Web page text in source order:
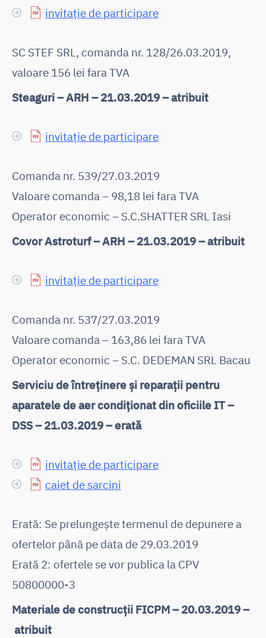
invitație de participare
SC STEF SRL, comanda nr. 128/26.03.2019,
valoare 156 lei fara TVA
Steaguri – ARH – 21.03.2019 – atribuit
invitație de participare
Comanda nr. 539/27.03.2019
Valoare comanda – 98,18 lei fara TVA
Operator economic – S.C.SHATTER SRL Iasi
Covor Astroturf – ARH – 21.03.2019 – atribuit
invitație de participare
Comanda nr. 537/27.03.2019
Valoare comanda – 163,86 lei fara TVA
Operator economic – S.C. DEDEMAN SRL Bacau
Serviciu de întreținere și reparații pentru
aparatele de aer condiționat din oficiile IT –
DSS – 21.03.2019 – erată
invitație de participare
caiet de sarcini
Erată: Se prelungește termenul de depunere a
ofertelor până pe data de 29.03.2019
Erată 2: ofertele se vor publica la CPV
50800000-3
Materiale de construcții FICPM – 20.03.2019 –
atribuit